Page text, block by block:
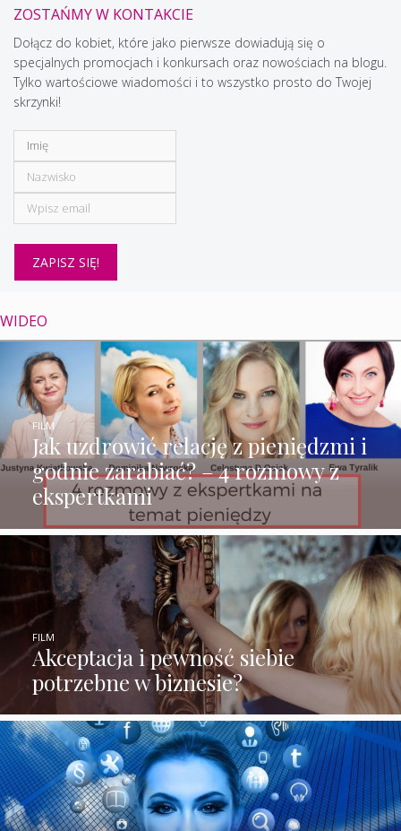
ZOSTAŃMY W KONTAKCIE
Dołącz do kobiet, które jako pierwsze dowiadują się o
specjalnych promocjach i konkursach oraz nowościach na blogu.
Tylko wartościowe wiadomości i to wszystko prosto do Twojej
skrzynki!
WIDEO
Jak uzdrowić relację z pieniędzmi i
godnie zarabiać? – 4 rozmowy z
ekspertkami
FILM
Akceptacja i pewność siebie
potrzebne w biznesie?
FILM